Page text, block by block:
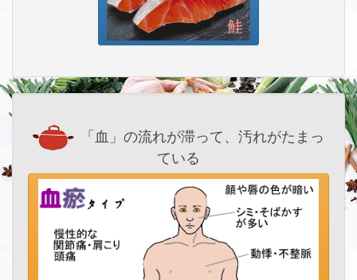
「血」の流れが滞って、汚れがたまっ
ている